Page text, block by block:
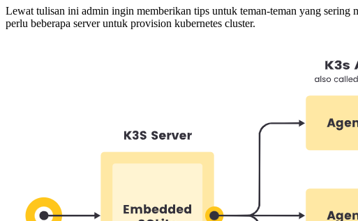
Lewat tulisan ini admin ingin memberikan tips untuk teman-teman yang sering
perlu beberapa server untuk provision kubernetes cluster.